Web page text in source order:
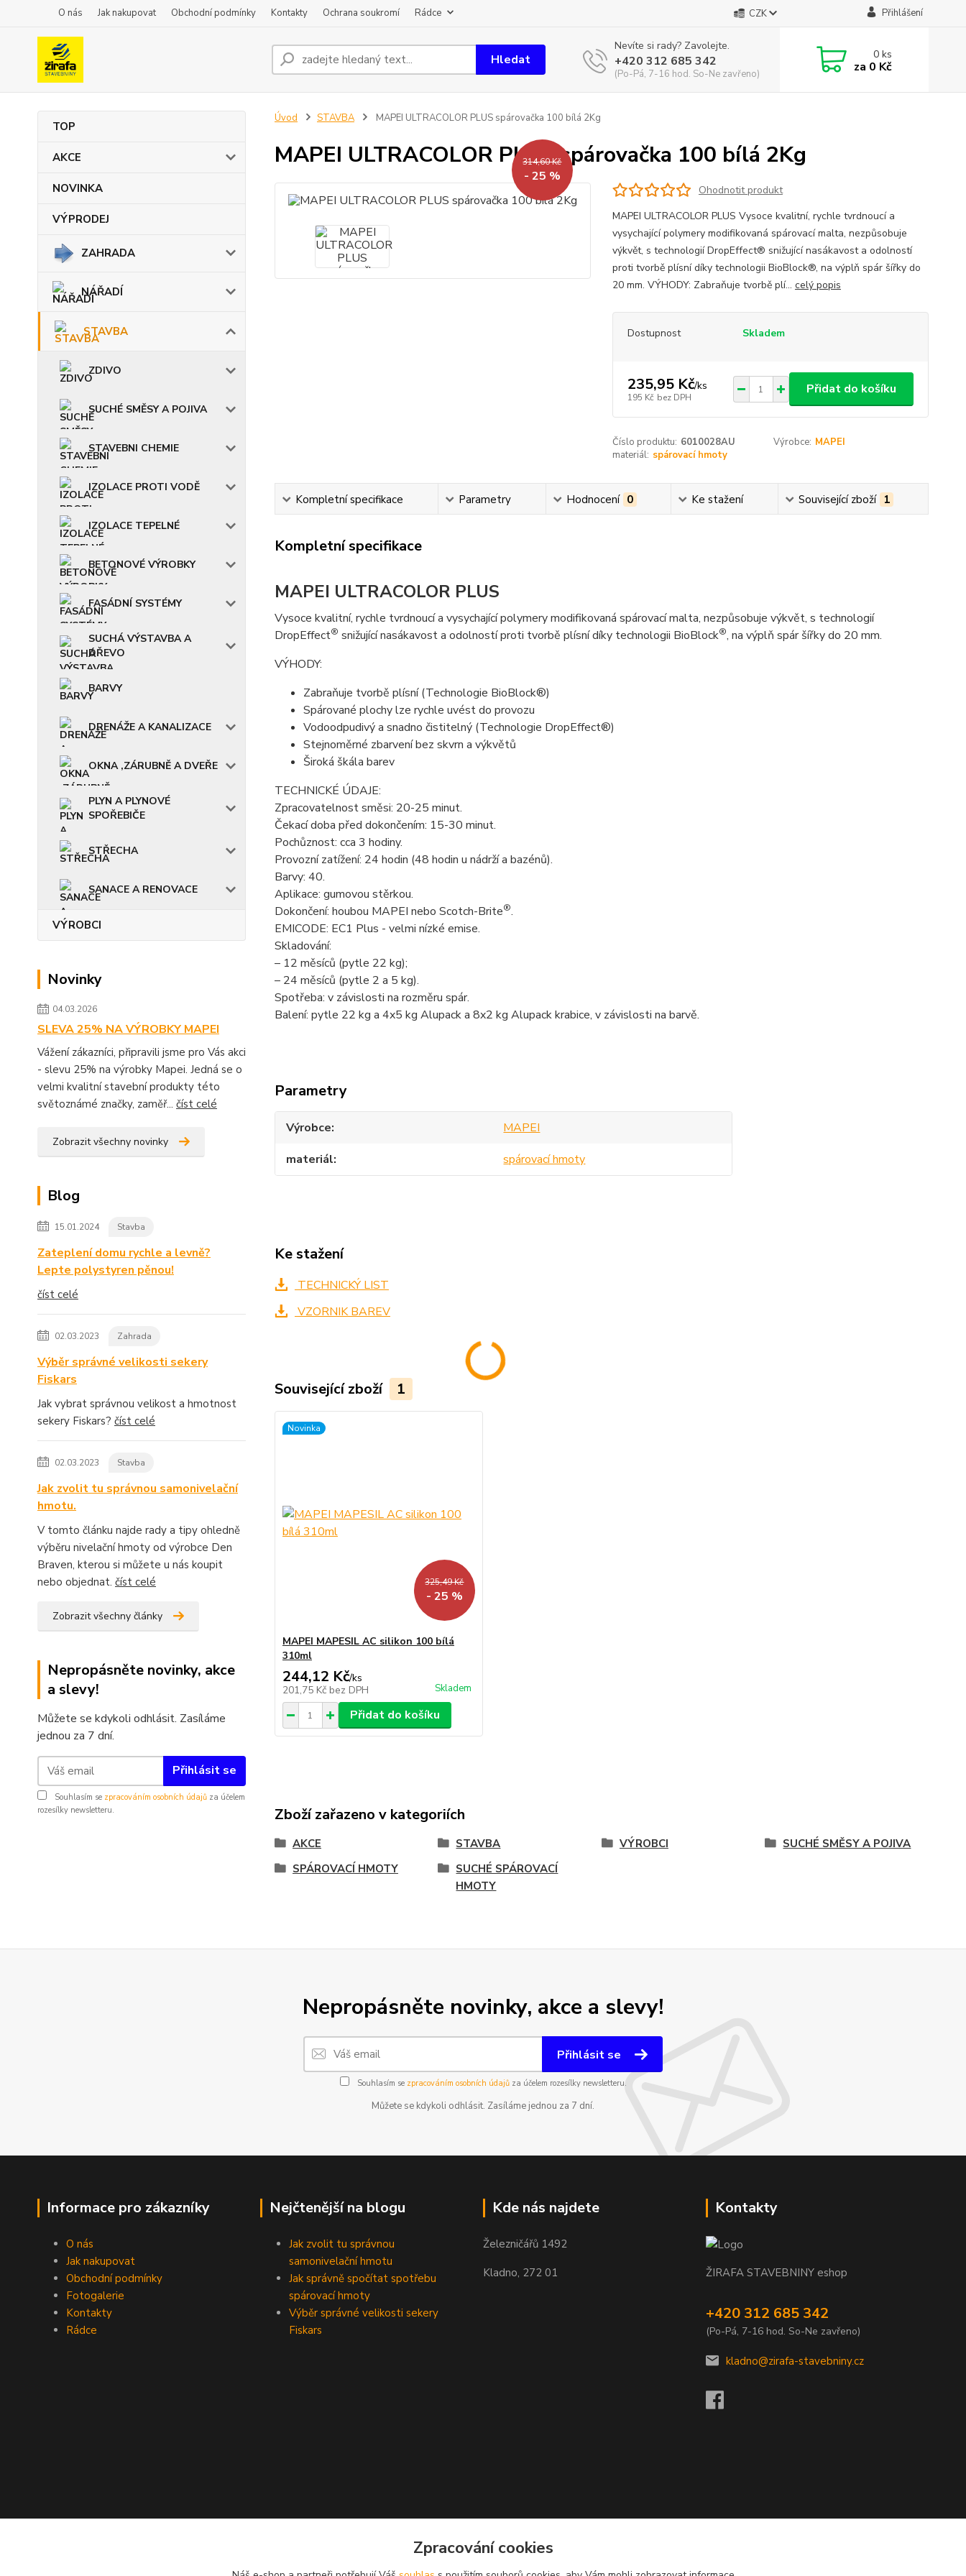
O nás Jak nakupovat Obchodní podmínky Kontakty Ochrana soukromí Rádce CZK Přihlášení
Hledat
Nevíte si rady? Zavolejte.
+420 312 685 342
(Po-Pá, 7-16 hod. So-Ne zavřeno)
0ks
za 0 Kč
TOP
AKCE
NOVINKA
VÝPRODEJ
ZAHRADA
NÁŘADÍ
STAVBA
ZDIVO
SUCHÉ SMĚSY A POJIVA
STAVEBNI CHEMIE
IZOLACE PROTI VODĚ
IZOLACE TEPELNÉ
BETONOVÉ VÝROBKY
FASÁDNÍ SYSTÉMY
SUCHÁ VÝSTAVBA A
DŘEVO
BARVY
DRENÁŽE A KANALIZACE
OKNA ,ZÁRUBNĚ A DVEŘE
PLYN A PLYNOVÉ
SPOŘEBIČE
STŘECHA
SANACE A RENOVACE
VÝROBCI
Novinky
04.03.2026
SLEVA 25% NA VÝROBKY MAPEI
Vážení zákazníci, připravili jsme pro Vás akci
- slevu 25% na výrobky Mapei. Jedná se o
velmi kvalitní stavební produkty této
světoznámé značky, zaměř... číst celé
Zobrazit všechny novinky
Blog
15.01.2024 Stavba
Zateplení domu rychle a levně?
Lepte polystyren pěnou!
číst celé
02.03.2023 Zahrada
Výběr správné velikosti sekery
Fiskars
Jak vybrat správnou velikost a hmotnost
sekery Fiskars? číst celé
02.03.2023 Stavba
Jak zvolit tu správnou samonivelační
hmotu.
V tomto článku najde rady a tipy ohledně
výběru nivelační hmoty od výrobce Den
Braven, kterou si můžete u nás koupit
nebo objednat. číst celé
Zobrazit všechny články
Nepropásněte novinky, akce
a slevy!
Můžete se kdykoli odhlásit. Zasíláme
jednou za 7 dní.
Přihlásit se
Souhlasím se zpracováním osobních údajů za účelem
rozesílky newsletteru.
Úvod STAVBA MAPEI ULTRACOLOR PLUS spárovačka 100 bílá 2Kg
MAPEI ULTRACOLOR PLUS spárovačka 100 bílá 2Kg
314,60 Kč
- 25 %
Ohodnotit produkt
MAPEI ULTRACOLOR PLUS Vysoce kvalitní, rychle tvrdnoucí a
vysychající polymery modifikovaná spárovací malta, nezpůsobuje
výkvět, s technologií DropEffect® snižující nasákavost a odolností
proti tvorbě plísní díky technologii BioBlock®, na výplň spár šířky do
20 mm. VÝHODY: Zabraňuje tvorbě plí... celý popis
Dostupnost Skladem
235,95 Kč/ks
195 Kč bez DPH
Přidat do košíku
Číslo produktu: 6010028AU Výrobce: MAPEI
materiál: spárovací hmoty
Kompletní specifikace Parametry Hodnocení 0 Ke stažení Související zboží 1
Kompletní specifikace
MAPEI ULTRACOLOR PLUS
Vysoce kvalitní, rychle tvrdnoucí a vysychající polymery modifikovaná spárovací malta, nezpůsobuje výkvět, s technologií
DropEffect® snižující nasákavost a odolností proti tvorbě plísní díky technologii BioBlock®, na výplň spár šířky do 20 mm.
VÝHODY:
Zabraňuje tvorbě plísní (Technologie BioBlock®)
Spárované plochy lze rychle uvést do provozu
Vodoodpudivý a snadno čistitelný (Technologie DropEffect®)
Stejnoměrné zbarvení bez skvrn a výkvětů
Široká škála barev
TECHNICKÉ ÚDAJE:
Zpracovatelnost směsi: 20-25 minut.
Čekací doba před dokončením: 15-30 minut.
Pochůznost: cca 3 hodiny.
Provozní zatížení: 24 hodin (48 hodin u nádrží a bazénů).
Barvy: 40.
Aplikace: gumovou stěrkou.
Dokončení: houbou MAPEI nebo Scotch-Brite®.
EMICODE: EC1 Plus - velmi nízké emise.
Skladování:
– 12 měsíců (pytle 22 kg);
– 24 měsíců (pytle 2 a 5 kg).
Spotřeba: v závislosti na rozměru spár.
Balení: pytle 22 kg a 4x5 kg Alupack a 8x2 kg Alupack krabice, v závislosti na barvě.
Parametry
Výrobce
MAPEI
materiál
spárovací hmoty
Ke stažení
TECHNICKÝ LIST
VZORNIK BAREV
Související zboží 1
Novinka
325,49 Kč
- 25 %
MAPEI MAPESIL AC silikon 100 bílá
310ml
244,12 Kč/ks
201,75 Kč bez DPH Skladem
Přidat do košíku
Zboží zařazeno v kategoriích
AKCE STAVBA VÝROBCI
SUCHÉ SMĚSY A POJIVA
SPÁROVACÍ HMOTY
SUCHÉ SPÁROVACÍ
HMOTY
Nepropásněte novinky, akce a slevy!
Přihlásit se
Souhlasím se zpracováním osobních údajůza účelem rozesílky newsletteru.
Můžete se kdykoli odhlásit. Zasíláme jednou za 7 dní.
Informace pro zákazníky
O nás
Jak nakupovat
Obchodní podmínky
Fotogalerie
Kontakty
Rádce
Nejčtenější na blogu
Jak zvolit tu správnou
samonivelační hmotu
Jak správně spočítat spotřebu
spárovací hmoty
Výběr správné velikosti sekery
Fiskars
Kde nás najdete
Železničářů 1492
Kladno, 272 01
Kontakty
ŽIRAFA STAVEBNINY eshop
+420 312 685 342
(Po-Pá, 7-16 hod. So-Ne zavřeno)
kladno@zirafa-stavebniny.cz
Zpracování cookies